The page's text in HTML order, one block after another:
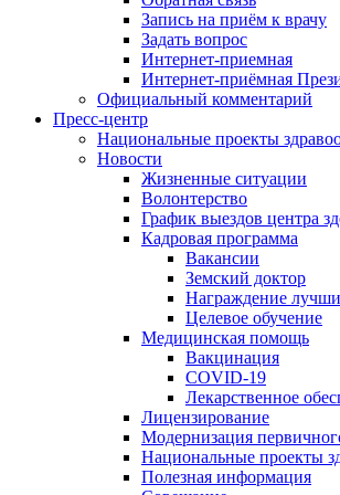
Запись на приём к врачу
Задать вопрос
Интернет-приемная
Интернет-приёмная
Официальный комментарий
Пресс-центр
Национальные проекты
Новости
Жизненные ситуации
Волонтерство
График выездов центра
Кадровая программа
Вакансии
Земский доктор
Награждение
Целевое обучение
Медицинская помощь
Вакцинация
COVID-19
Лекарственное
Лицензирование
Модернизация
Национальные проекты
Полезная информация